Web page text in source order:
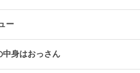
ー
中身はおっさん